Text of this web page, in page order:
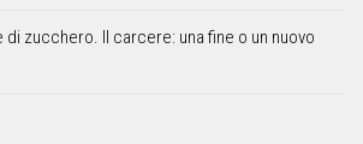
di zucchero. Il carcere: una fine o un nuovo